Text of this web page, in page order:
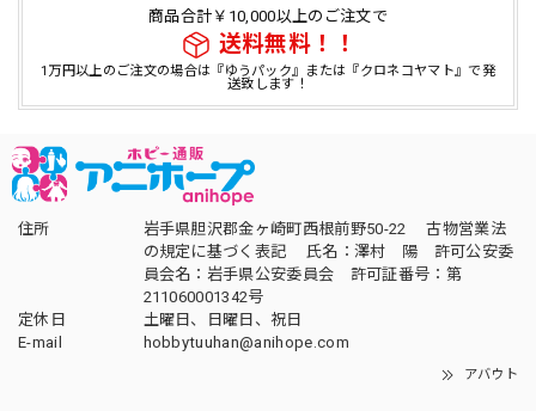
商品合計￥10,000以上のご注文で
送料無料！！
1万円以上のご注文の場合は『ゆうパック』または『クロネコヤマト』で発
送致します！
住所
岩手県胆沢郡金ヶ崎町西根前野50-22 古物営業法
の規定に基づく表記 氏名：澤村 陽 許可公安委
員会名：岩手県公安委員会 許可証番号：第
211060001342号
定休日
土曜日、日曜日、祝日
E-mail
hobbytuuhan@anihope.com
アバウト